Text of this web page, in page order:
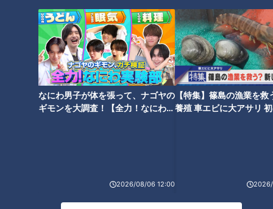
なにわ男子が体を張って、ナゴヤの
ギモンを大調査！【全力！なにわ実
2026/08/06 12:00
【特集】篠島の漁業を救
養殖 車エビに大アサリ